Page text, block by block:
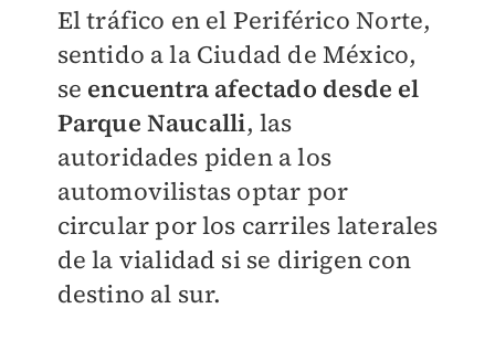
El tráfico en el Periférico Norte,
sentido a la Ciudad de México,
se encuentra afectado desde el
Parque Naucalli, las
autoridades piden a los
automovilistas optar por
circular por los carriles laterales
de la vialidad si se dirigen con
destino al sur.